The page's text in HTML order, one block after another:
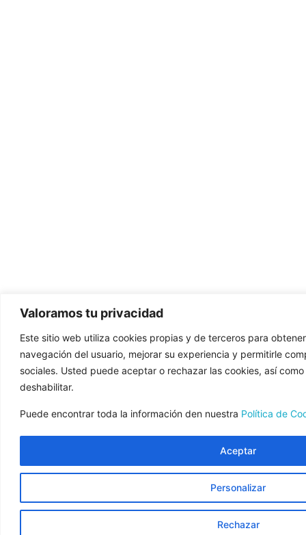
Valoramos tu privacidad
Este sitio web utiliza cookies propias y de terceros para
navegación del usuario, mejorar su experiencia y permitirle
sociales. Usted puede aceptar o rechazar las cookies, así
deshabilitar.
Puede encontrar toda la información den nuestra Política de
Personalizar
Rechazar
Aceptar